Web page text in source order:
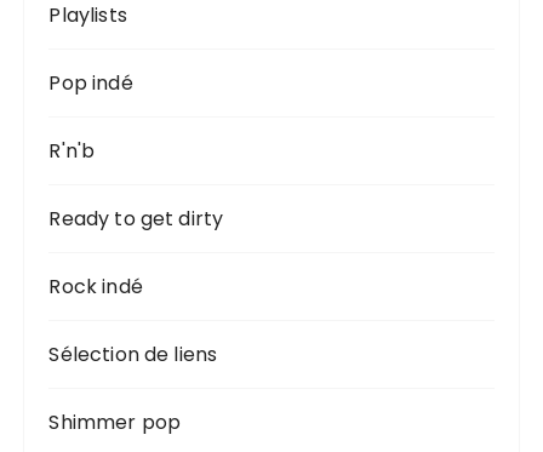
Playlists
Pop indé
R'n'b
Ready to get dirty
Rock indé
Sélection de liens
Shimmer pop